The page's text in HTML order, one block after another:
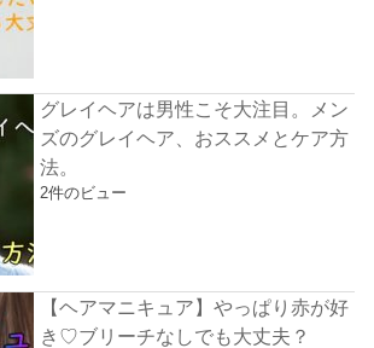
グレイヘアは男性こそ大注目。メン
ズのグレイヘア、おススメとケア方
法。
2件のビュー
【ヘアマニキュア】やっぱり赤が好
き♡ブリーチなしでも大丈夫？